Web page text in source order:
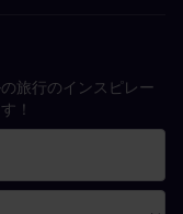
旅行のインスピレー
！